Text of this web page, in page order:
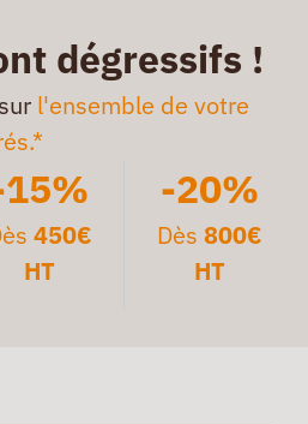
dégressifs !
l'ensemble de votre
450€
HT
-20%
Dès 800€
HT